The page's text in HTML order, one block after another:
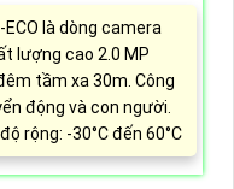
ECO là dòng camera
lượng cao 2.0 MP
tầm xa 30m. Công
động và con người.
rộng: -30°C đến 60°C